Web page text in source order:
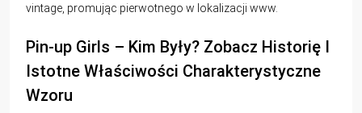
vintage, promując pierwotnego w lokalizacji www.
Pin-up Girls – Kim Były? Zobacz Historię I
Istotne Właściwości Charakterystyczne
Wzoru